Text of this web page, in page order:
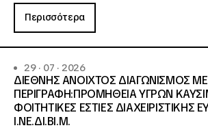
Περισσότερα
29 · 07 · 2026
ΔΙΕΘΝΗΣ ΑΝΟΙΧΤΟΣ ΔΙΑΓΩΝΙΣΜΟΣ ΜΕ
ΠΕΡΙΓΡΑΦΗ:ΠΡΟΜΗΘΕΙΑ ΥΓΡΩΝ
ΦΟΙΤΗΤΙΚΕΣ ΕΣΤΙΕΣ ΔΙΑΧΕΙΡΙΣΤΙΚΗΣ
Ι.ΝΕ.ΔΙ.ΒΙ.Μ.